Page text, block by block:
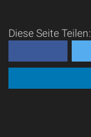
Diese Seite Teilen: